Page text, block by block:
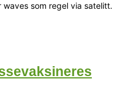
som regel via satelitt.